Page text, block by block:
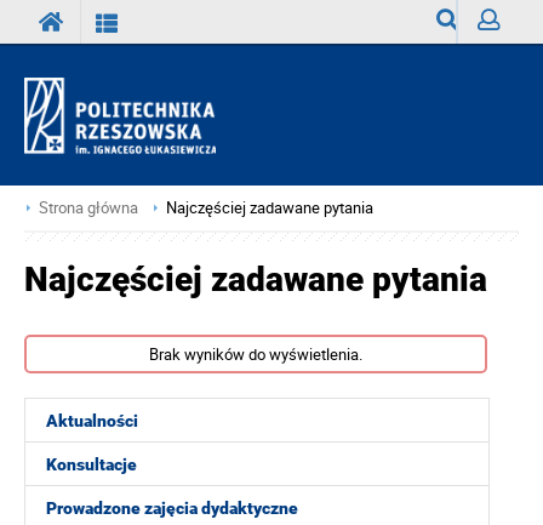
Strona główna Najczęściej zadawane pytania
Aktualności
Konsultacje
Prowadzone zajęcia dydaktyczne
Najczęściej zadawane pytania
Brak wyników do wyświetlenia.